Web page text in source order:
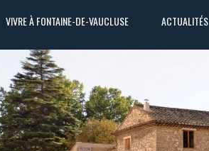
VIVRE À FONTAINE-DE-VAUCLUSE ACTUALITÉS